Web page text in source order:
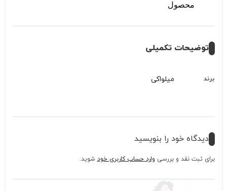
محصول
توضیحات تکمیلی
برند میلواکی
دیدگاه خود را بنویسید
برای ثبت نقد و بررسی وارد حساب کاربری خود شوید.